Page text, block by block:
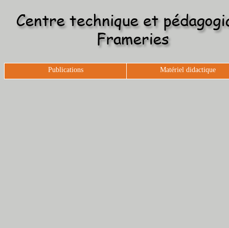
Publications Matériel didactique